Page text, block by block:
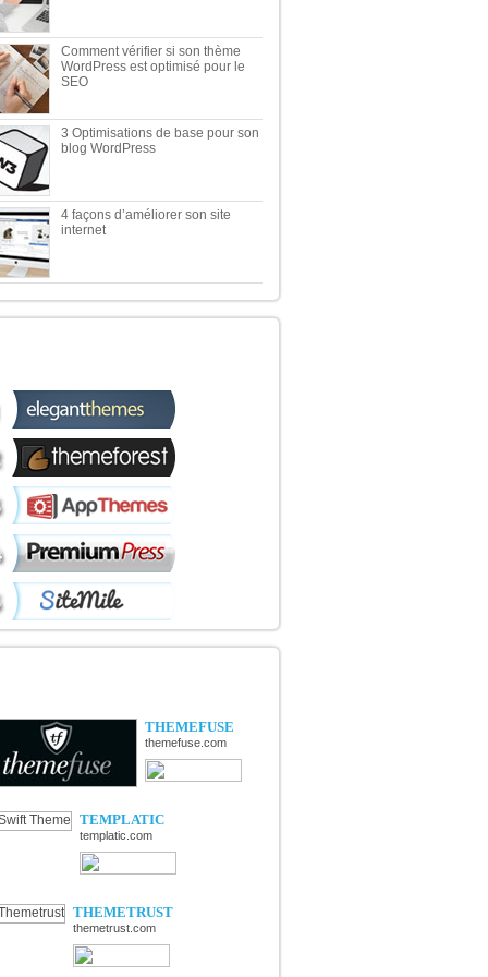
Comment vérifier si son thème
WordPress est optimisé pour le
SEO
3 Optimisations de base pour son
blog WordPress
4 façons d’améliorer son site
internet
THEMEFUSE
themefuse.com
TEMPLATIC
templatic.com
THEMETRUST
themetrust.com